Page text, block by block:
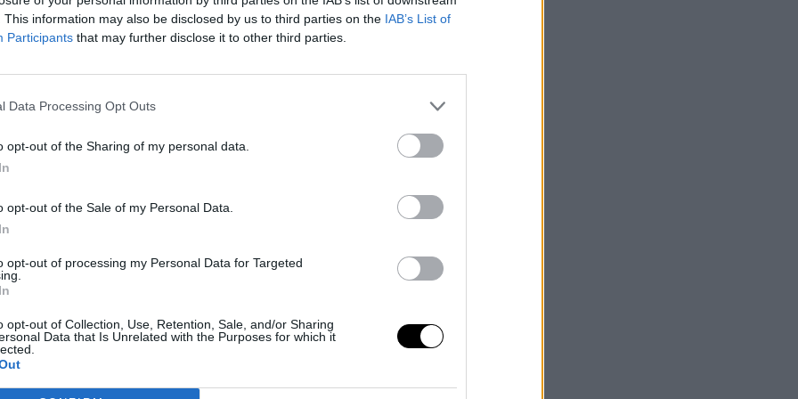
This information may also be disclosed by us to third parties on the IAB’s List of
Participants that may further disclose it to other third parties.
Data Processing Opt Outs
opt-out of the Sharing of my personal data.
opt-out of the Sale of my Personal Data.
opt-out of processing my Personal Data for Targeted
opt-out of Collection, Use, Retention, Sale, and/or Sharing
Data that Is Unrelated with the Purposes for which it
2025-anker-nano-charging-
Szövetsége
úgy ábrázolják, mint egy intenzív
hímivarsejt versenyez egyetlen
a Sienai Egyetem és a Szegedi